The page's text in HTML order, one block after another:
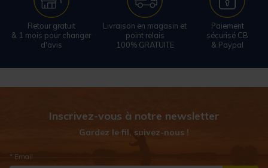
Retour gratuit
& 1 mois pour changer
d'avis
Livraison en magasin et
point relais
100% GRATUITE
Paiement
sécurisé CB
& Paypal
Inscrivez-vous à notre newsletter
Gardez le fil, suivez-nous !
* Email